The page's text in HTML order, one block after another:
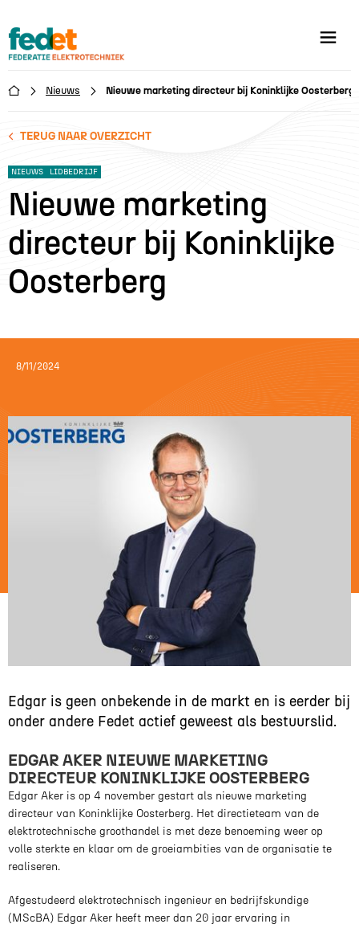
 Nieuws Nieuwe marketing directeur bij Koninklijke Oosterberg
TERUG NAAR OVERZICHT
NIEUWS LIDBEDRIJF
Nieuwe marketing
directeur bij Koninklijke
Oosterberg
8/11/2024
Edgar is geen onbekende in de markt en is eerder bij
onder andere Fedet actief geweest als bestuurslid.
EDGAR AKER NIEUWE MARKETING
DIRECTEUR KONINKLIJKE OOSTERBERG
Edgar Aker is op 4 november gestart als nieuwe marketing
directeur van Koninklijke Oosterberg. Het directieteam van de
elektrotechnische groothandel is met deze benoeming weer op
volle sterkte en klaar om de groeiambities van de organisatie te
realiseren.
Afgestudeerd elektrotechnisch ingenieur en bedrijfskundige
(MScBA) Edgar Aker heeft meer dan 20 jaar ervaring in